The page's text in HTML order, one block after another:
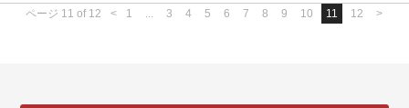
ページ 11 of 12 < 1 3 4 5 6 7 8 9 10 11 12 >